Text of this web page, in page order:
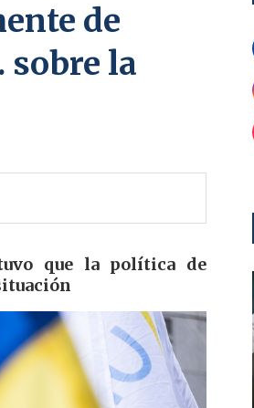
de
sobre la
que la política de